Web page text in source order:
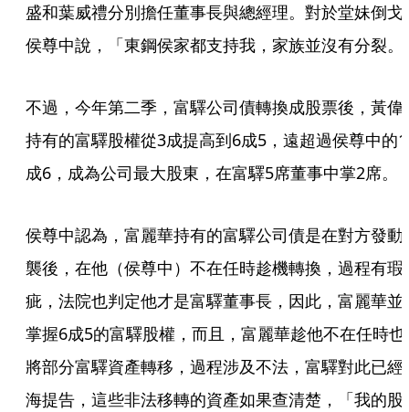
盛和葉威禮分別擔任董事長與總經理。對於堂妹倒戈
侯尊中說，「東鋼侯家都支持我，家族並沒有分裂。
不過，今年第二季，富驛公司債轉換成股票後，黃偉
持有的富驛股權從3成提高到6成5，遠超過侯尊中的1
成6，成為公司最大股東，在富驛5席董事中掌2席。
侯尊中認為，富麗華持有的富驛公司債是在對方發動
襲後，在他（侯尊中）不在任時趁機轉換，過程有瑕
疵，法院也判定他才是富驛董事長，因此，富麗華並
掌握6成5的富驛股權，而且，富麗華趁他不在任時也
將部分富驛資產轉移，過程涉及不法，富驛對此已經
海提告，這些非法移轉的資產如果查清楚，「我的股